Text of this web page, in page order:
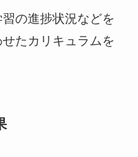
の進捗状況などを
たカリキュラムを